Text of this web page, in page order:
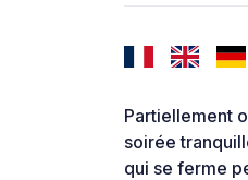
Partiellement
soirée
qui se ferme